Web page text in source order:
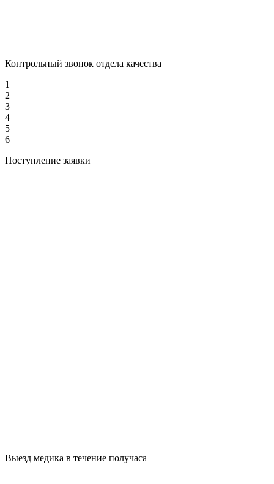
Контрольный звонок отдела качества
1
2
3
4
5
6
Поступление заявки
Выезд медика в течение получаса